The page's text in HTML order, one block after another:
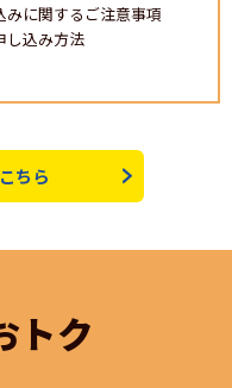
みに関するご注意事項
し込み方法
ちら
トク